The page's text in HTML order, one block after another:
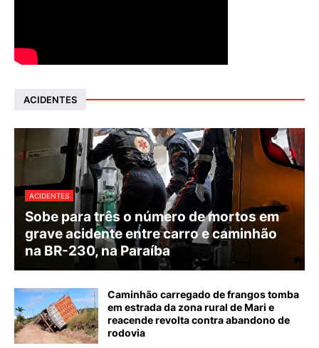
ACIDENTES
ACIDENTES
Sobe para três o número de mortos em
grave acidente entre carro e caminhão
na BR-230, na Paraíba
Caminhão carregado de frangos tomba
em estrada da zona rural de Mari e
reacende revolta contra abandono de
rodovia